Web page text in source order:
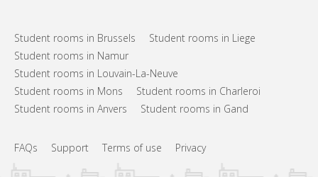
Student rooms in Brussels
Student rooms in Liege
Student rooms in Namur
Student rooms in Louvain-La-Neuve
Student rooms in Mons
Student rooms in Charleroi
Student rooms in Anvers
Student rooms in Gand
FAQs Support Terms of use Privacy